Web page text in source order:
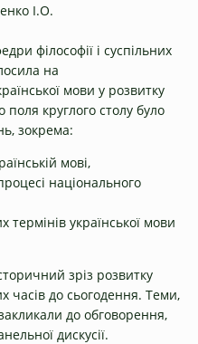
І.О.
філософії і суспільних
на
мови у розвитку
круглого столу було
зокрема:
мові,
національного
термінів української мови
зріз розвитку
часів до сьогодення. Теми,
до обговорення,
дискусії.